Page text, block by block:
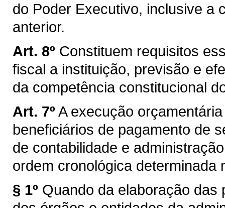
do Poder Executivo, inclusive a
anterior.
Art. 8º Constituem requisitos
fiscal a instituição, previsão e
da competência constitucional
Art. 7º A execução
beneficiários de pagamento de
de contabilidade e
ordem cronológica determinada
§ 1º Quando da elaboração